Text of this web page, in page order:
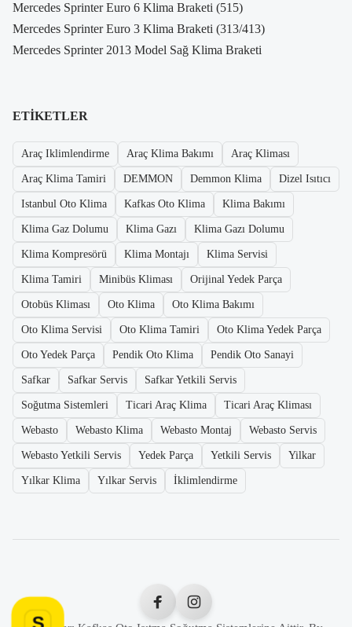
Mercedes Sprinter Euro 6 Klima Braketi (515)
Mercedes Sprinter Euro 3 Klima Braketi (313/413)
Mercedes Sprinter 2013 Model Sağ Klima Braketi
ETIKETLER
Araç Iklimlendirme Araç Klima Bakımı Araç Kliması
Araç Klima Tamiri DEMMON Demmon Klima Dizel Isıtıcı
Istanbul Oto Klima Kafkas Oto Klima Klima Bakımı
Klima Gaz Dolumu Klima Gazı Klima Gazı Dolumu
Klima Kompresörü Klima Montajı Klima Servisi
Klima Tamiri Minibüs Kliması Orijinal Yedek Parça
Otobüs Kliması Oto Klima Oto Klima Bakımı
Oto Klima Servisi Oto Klima Tamiri Oto Klima Yedek Parça
Oto Yedek Parça Pendik Oto Klima Pendik Oto Sanayi
Safkar Safkar Servis Safkar Yetkili Servis
Soğutma Sistemleri Ticari Araç Klima Ticari Araç Kliması
Webasto Webasto Klima Webasto Montaj Webasto Servis
Webasto Yetkili Servis Yedek Parça Yetkili Servis Yilkar
Yılkar Klima Yılkar Servis İklimlendirme
S